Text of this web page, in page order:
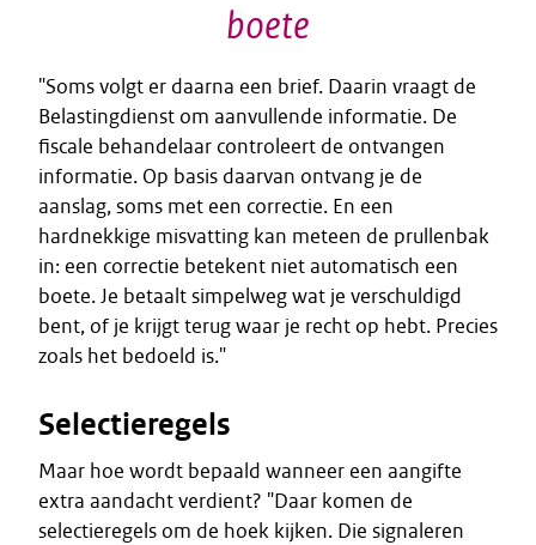
boete
"Soms volgt er daarna een brief. Daarin vraagt de
Belastingdienst om aanvullende informatie. De
fiscale behandelaar controleert de ontvangen
informatie. Op basis daarvan ontvang je de
aanslag, soms met een correctie. En een
hardnekkige misvatting kan meteen de prullenbak
in: een correctie betekent niet automatisch een
boete. Je betaalt simpelweg wat je verschuldigd
bent, of je krijgt terug waar je recht op hebt. Precies
zoals het bedoeld is."
Selectieregels
Maar hoe wordt bepaald wanneer een aangifte
extra aandacht verdient? "Daar komen de
selectieregels om de hoek kijken. Die signaleren